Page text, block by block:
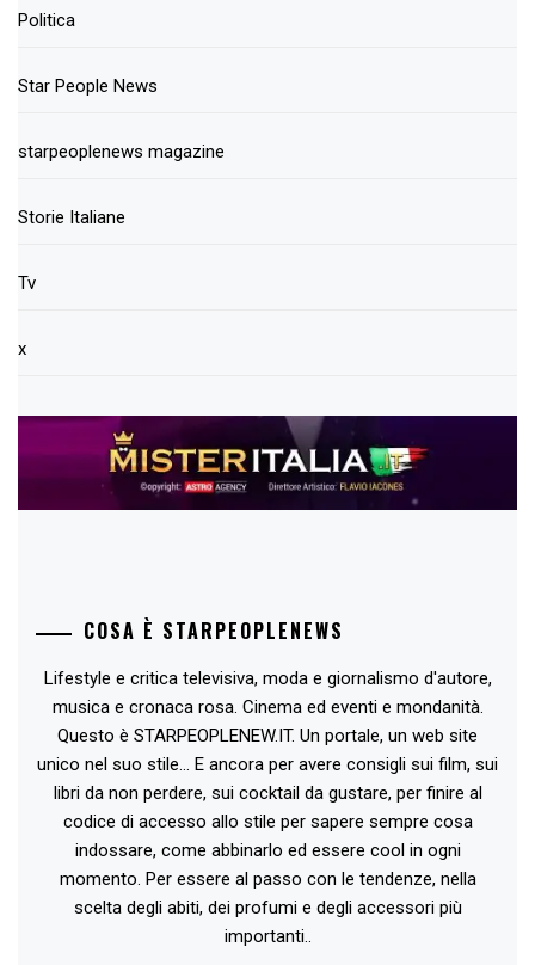
Politica
Star People News
starpeoplenews magazine
Storie Italiane
Tv
x
COSA È STARPEOPLENEWS
Lifestyle e critica televisiva, moda e giornalismo d'autore,
musica e cronaca rosa. Cinema ed eventi e mondanità.
Questo è STARPEOPLENEW.IT. Un portale, un web site
unico nel suo stile... E ancora per avere consigli sui film, sui
libri da non perdere, sui cocktail da gustare, per finire al
codice di accesso allo stile per sapere sempre cosa
indossare, come abbinarlo ed essere cool in ogni
momento. Per essere al passo con le tendenze, nella
scelta degli abiti, dei profumi e degli accessori più
importanti..